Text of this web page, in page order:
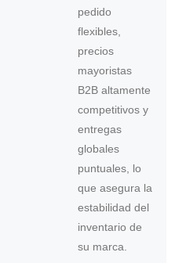
pedido
flexibles,
precios
mayoristas
B2B altamente
competitivos y
entregas
globales
puntuales, lo
que asegura la
estabilidad del
inventario de
su marca.